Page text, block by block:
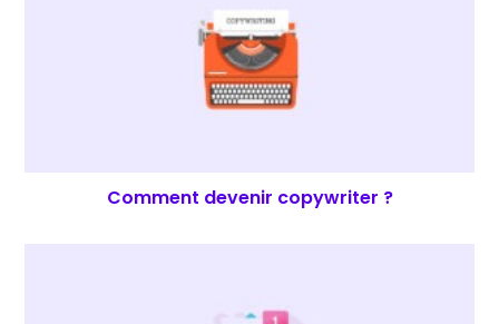
Comment devenir copywriter ?